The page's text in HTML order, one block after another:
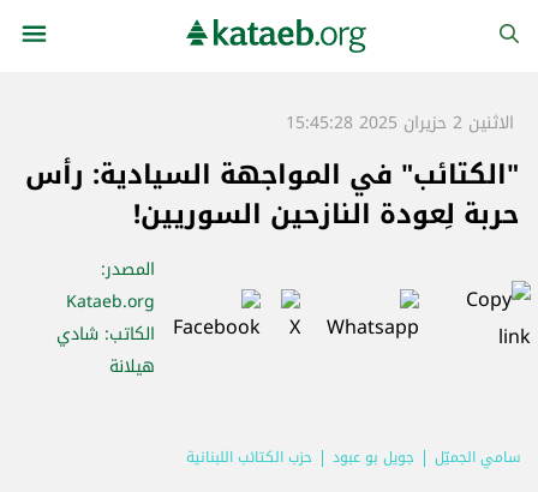
الاثنين 2 حزيران 2025 15:45:28
"الكتائب" في المواجهة السيادية: رأس
حربة لِعودة النازحين السوريين!
المصدر:
Kataeb.org
الكاتب: شادي
هيلانة
سامي الجميّل جويل بو عبود حزب الكتائب اللبنانية